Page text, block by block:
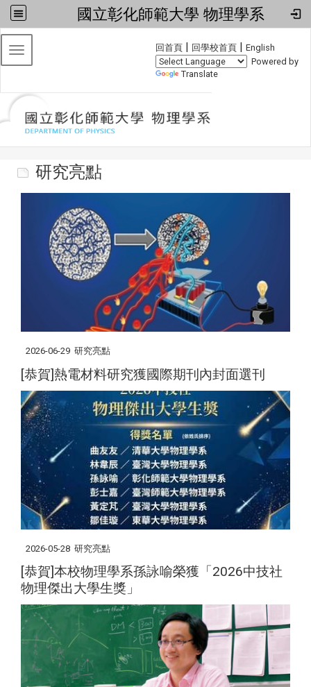
國立彰化師範大學 物理學系
回首頁 | 回學校首頁 | English
Powered by
Translate
Toggle navigation
研究亮點
2026-06-29 研究亮點
[恭賀]熱電材料研究獲國際期刊內封面選刊
2026-05-28 研究亮點
[恭賀]本校物理學系孫詠喻榮獲「2026中技社
物理傑出大學生獎」